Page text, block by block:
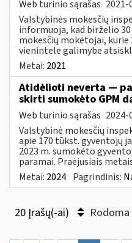
Web turinio sąrašas 2021-
Valstybinės mokesčių
informuoja, kad birželio
mokesčių mokėtojai, kurie
vienintele galimybe
Metai: 2021
Atidėlioti neverta —
skirti sumokėto GPM
Web turinio sąrašas 2024-
Valstybinė mokesčių
apie 170 tūkst. gyventojų
2023 m. sumokėto
paramai. Praėjusiais
Metai: 2024 Pagrindinis:
20 Įrašų(-ai) Rodoma